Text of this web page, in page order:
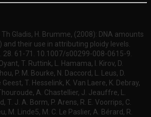
Gladis, H. Brumme, (2008): DNA amounts
and their use in attributing ploidy levels.
28. 61-71. 10.1007/s00299-008-0615-9.
T. Ruttink, L. Hamama, I. Kirov, D.
P. M. Bourke, N. Daccord, L. Leus, D.
T. Hesselink, K. Van Laere, K. Debray,
A. Chastellier, J. Jeauffre, L.
T. J. A. Borm, P. Arens, R. E. Voorrips, C.
M. Linde5, M. C. Le Paslier, A. Bérard, R.